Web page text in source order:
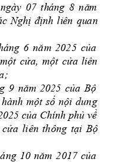
ngày 07 tháng 8 năm
Nghị định liên quan
6 năm 2025 của
một cửa, một cửa liên
9 năm 2025 của Bộ
hành một số nội dung
của Chính phủ về
cửa liên thông tại Bộ
10 năm 2017 của